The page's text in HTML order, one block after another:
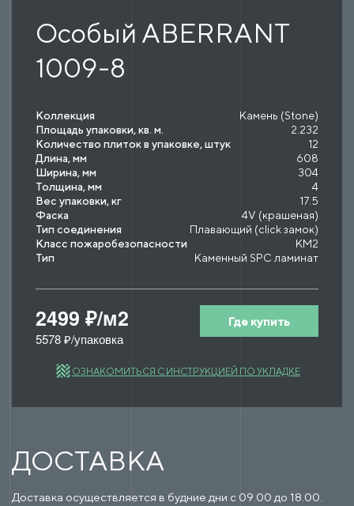
Особый ABERRANT
1009-8
Коллекция
Камень (Stone)
Площадь упаковки, кв. м.
2.232
Количество плиток в упаковке, штук
12
Длина, мм
608
Ширина, мм
304
Толщина, мм
4
Вес упаковки, кг
17.5
Фаска
4V (крашеная)
Тип соединения
Плавающий (click замок)
Класс пожаробезопасности
КМ2
Тип
Каменный SPC ламинат
2499 ₽/м2
5578 ₽/упаковка
Где купить
ОЗНАКОМИТЬСЯ С ИНСТРУКЦИЕЙ ПО УКЛАДКЕ
ДОСТАВКА
Доставка осуществляется в будние дни с 09.00 до 18.00.